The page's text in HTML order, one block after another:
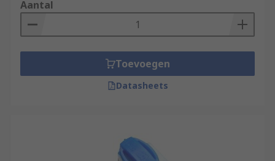
Aantal
Toevoegen
Datasheets